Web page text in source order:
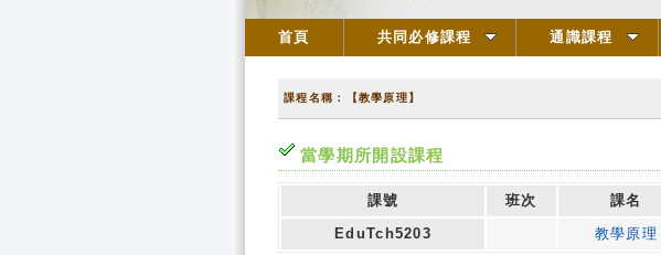
首頁 共同必修課程 通識課程
課程名稱：【教學原理】
當學期所開設課程
課號 班次 課名
EduTch5203
教學原理